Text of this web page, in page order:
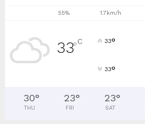
55% 1.7km/h
33°C 33°
33°
30°
THU
23°
FRI
23°
SAT